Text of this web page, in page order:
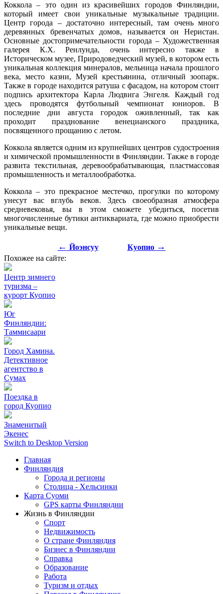
Коккола – это один из красивейших городов Финляндии,
который имеет свои уникальные музыкальные традиции.
Центр города – достаточно интересный, там очень много
деревянных бревенчатых домов, называется он Неристан.
Основные достопримечательности города – Художественная
галерея К.Х. Ренлунда, очень интересно также в
Историческом музее, Природоведческий музей, в котором есть
уникальная коллекция минералов, мельница начала прошлого
века, место казни, Музей крестьянина, отличный зоопарк.
Также в городе находится ратуша с фасадом, на котором стоит
подпись архитектора Карла Людвига Энгеля. Каждый год
здесь проводятся футбольный чемпионат юниоров. В
последние дни августа городок оживленный, так как
проходит празднование венецианского праздника,
посвященного прощанию с летом.
Коккола является одним из крупнейших центров судостроения
и химической промышленности в Финляндии. Также в городе
развита текстильная, деревообрабатывающая, пластмассовая
промышленность и металлообработка.
Коккола – это прекрасное местечко, прогулки по которому
унесут вас вглубь веков. Здесь своеобразная атмосфера
средневековья, вы в этом сможете убедиться, посетив
многочисленные бутики антиквариата, где можно приобрести
уникальные вещи.
← Йоэнсуу Куопио →
Похожее на сайте:
Центр зимнего
туризма –
курорт Куопио
Юг
Финляндии:
Таммисаари
Город Хамина.
Детективное
агентство в
Сумах
Поездка в
город Куопио
Знаменитый
Экенес
Switch to Desktop Version
Главная
Финляндия
Города и регионы
Столица - Хельсинки
Карта Суоми
GPS карты Финляндии
Жизнь в Финляндии
Спорт
Недвижимость
О стране Финляндия
Бизнес в Финляндии
Справка
Образование
Работа
Туризм и отдых